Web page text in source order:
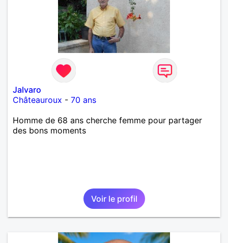
Jalvaro
Châteauroux - 70 ans
Homme de 68 ans cherche femme pour partager
des bons moments
Voir le profil